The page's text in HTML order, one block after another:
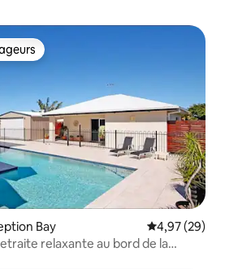
les plus appréciés
Bay Évaluation
4,97 (29)
relaxante au bord de la